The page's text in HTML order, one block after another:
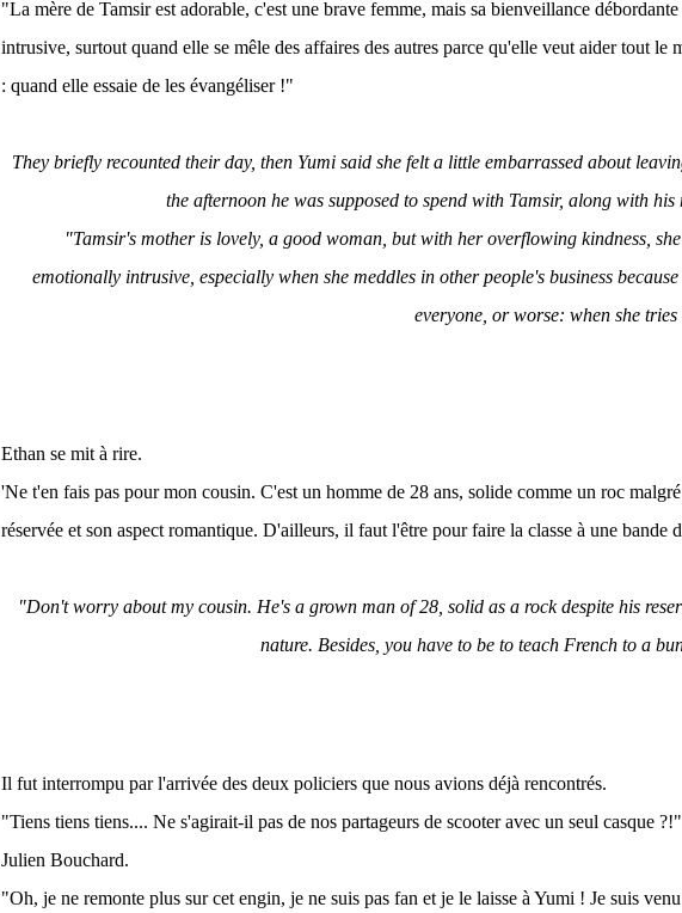
"La mère de Tamsir est adorable, c'est une brave femme, mais sa bienveillance
intrusive, surtout quand elle se mêle des affaires des autres parce qu'elle veut aider tout le
: quand elle essaie de les évangéliser !"
They briefly recounted their day, then Yumi said she felt a little embarrassed about
the afternoon he was supposed to spend with Tamsir, along with his
"Tamsir's mother is lovely, a good woman, but with her overflowing kindness,
emotionally intrusive, especially when she meddles in other people's business
everyone, or worse: when she
Ethan se mit à rire.
'Ne t'en fais pas pour mon cousin. C'est un homme de 28 ans, solide comme un roc
réservée et son aspect romantique. D'ailleurs, il faut l'être pour faire la classe à une bande
"Don't worry about my cousin. He's a grown man of 28, solid as a rock despite his
nature. Besides, you have to be to teach French to a
Il fut interrompu par l'arrivée des deux policiers que nous avions déjà rencontrés.
"Tiens tiens tiens.... Ne s'agirait-il pas de nos partageurs de scooter avec un seul casque
Julien Bouchard.
"Oh, je ne remonte plus sur cet engin, je ne suis pas fan et je le laisse à Yumi ! Je suis